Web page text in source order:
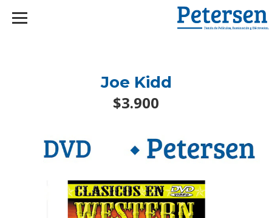
Joe Kidd
$3.900